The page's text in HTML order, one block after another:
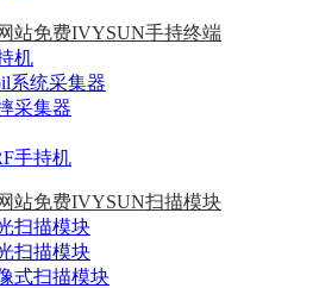
站免费IVYSUN手持终端
机
系统采集器
采集器
手持机
站免费IVYSUN扫描模块
扫描模块
扫描模块
式扫描模块